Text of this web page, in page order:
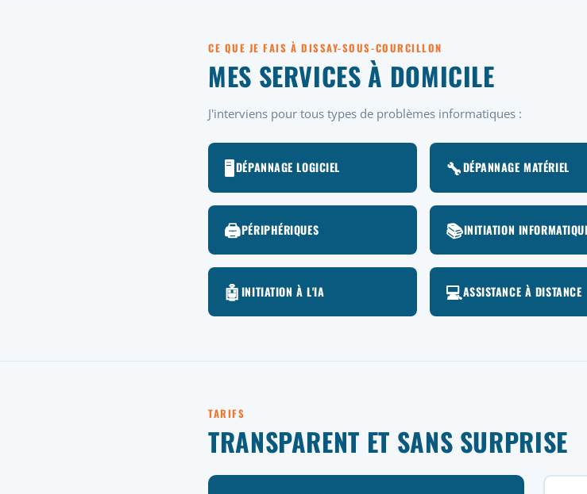
CE QUE JE FAIS À DISSAY-SOUS-COURCILLON
MES SERVICES À DOMICILE
J'interviens pour tous types de problèmes informatiques :
🖥️DÉPANNAGE LOGICIEL 🔧DÉPANNAGE MATÉRIEL
🖨️PÉRIPHÉRIQUES 📚INITIATION
🤖INITIATION À L'IA 💻ASSISTANCE À DISTANCE
TARIFS
TRANSPARENT ET SANS SURPRISE